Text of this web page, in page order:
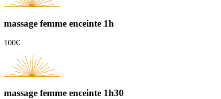
massage femme enceinte 1h
100€
massage femme enceinte 1h30